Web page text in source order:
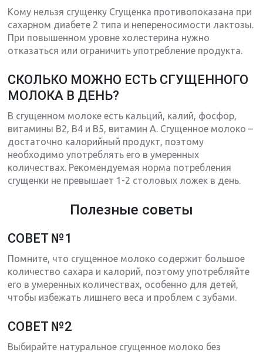
Кому нельзя сгущенку Сгущенка противопоказана при
сахарном диабете 2 типа и непереносимости лактозы.
При повышенном уровне холестерина нужно
отказаться или ограничить употребление продукта.
СКОЛЬКО МОЖНО ЕСТЬ СГУЩЕННОГО
МОЛОКА В ДЕНЬ?
В сгущенном молоке есть кальций, калий, фосфор,
витамины В2, В4 и В5, витамин А. Сгущенное молоко –
достаточно калорийный продукт, поэтому
необходимо употреблять его в умеренных
количествах. Рекомендуемая норма потребления
сгущенки не превышает 1-2 столовых ложек в день.
Полезные советы
СОВЕТ №1
Помните, что сгущенное молоко содержит большое
количество сахара и калорий, поэтому употребляйте
его в умеренных количествах, особенно для детей,
чтобы избежать лишнего веса и проблем с зубами.
СОВЕТ №2
Выбирайте натуральное сгущенное молоко без